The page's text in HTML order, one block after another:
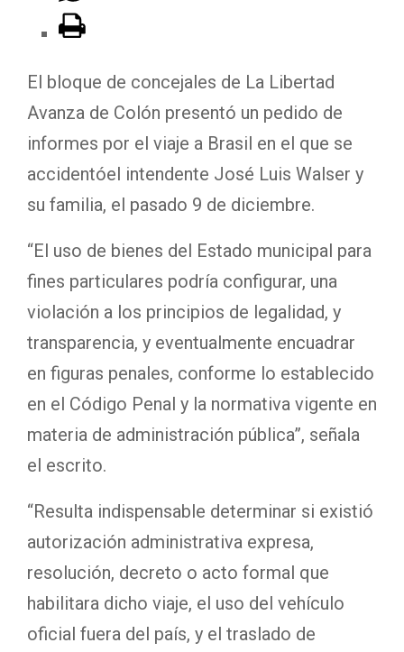
El bloque de concejales de La Libertad
Avanza de Colón presentó un pedido de
informes por el viaje a Brasil en el que se
accidentóel intendente José Luis Walser y
su familia, el pasado 9 de diciembre.
“El uso de bienes del Estado municipal para
fines particulares podría configurar, una
violación a los principios de legalidad, y
transparencia, y eventualmente encuadrar
en figuras penales, conforme lo establecido
en el Código Penal y la normativa vigente en
materia de administración pública”, señala
el escrito.
“Resulta indispensable determinar si existió
autorización administrativa expresa,
resolución, decreto o acto formal que
habilitara dicho viaje, el uso del vehículo
oficial fuera del país, y el traslado de